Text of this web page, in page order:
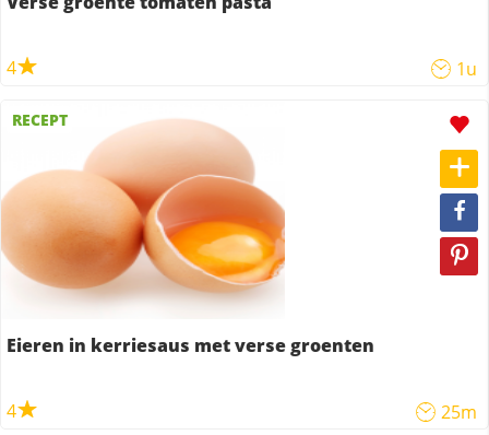
4 1u
RECEPT
Eieren in kerriesaus met verse groenten
4 25m